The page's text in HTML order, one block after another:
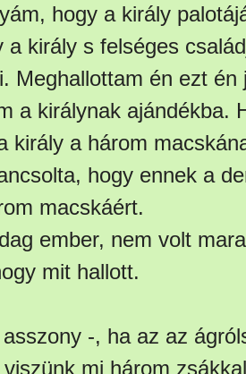
hogy a király
a király s felséges
Meghallottam én ezt én
a királynak ajándékba.
király a három
hogy ennek a
macskáért.
ember, nem volt
mit hallott.
-, ha az az
mi három